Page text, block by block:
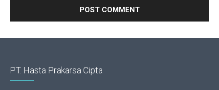
PT. Hasta Prakarsa Cipta